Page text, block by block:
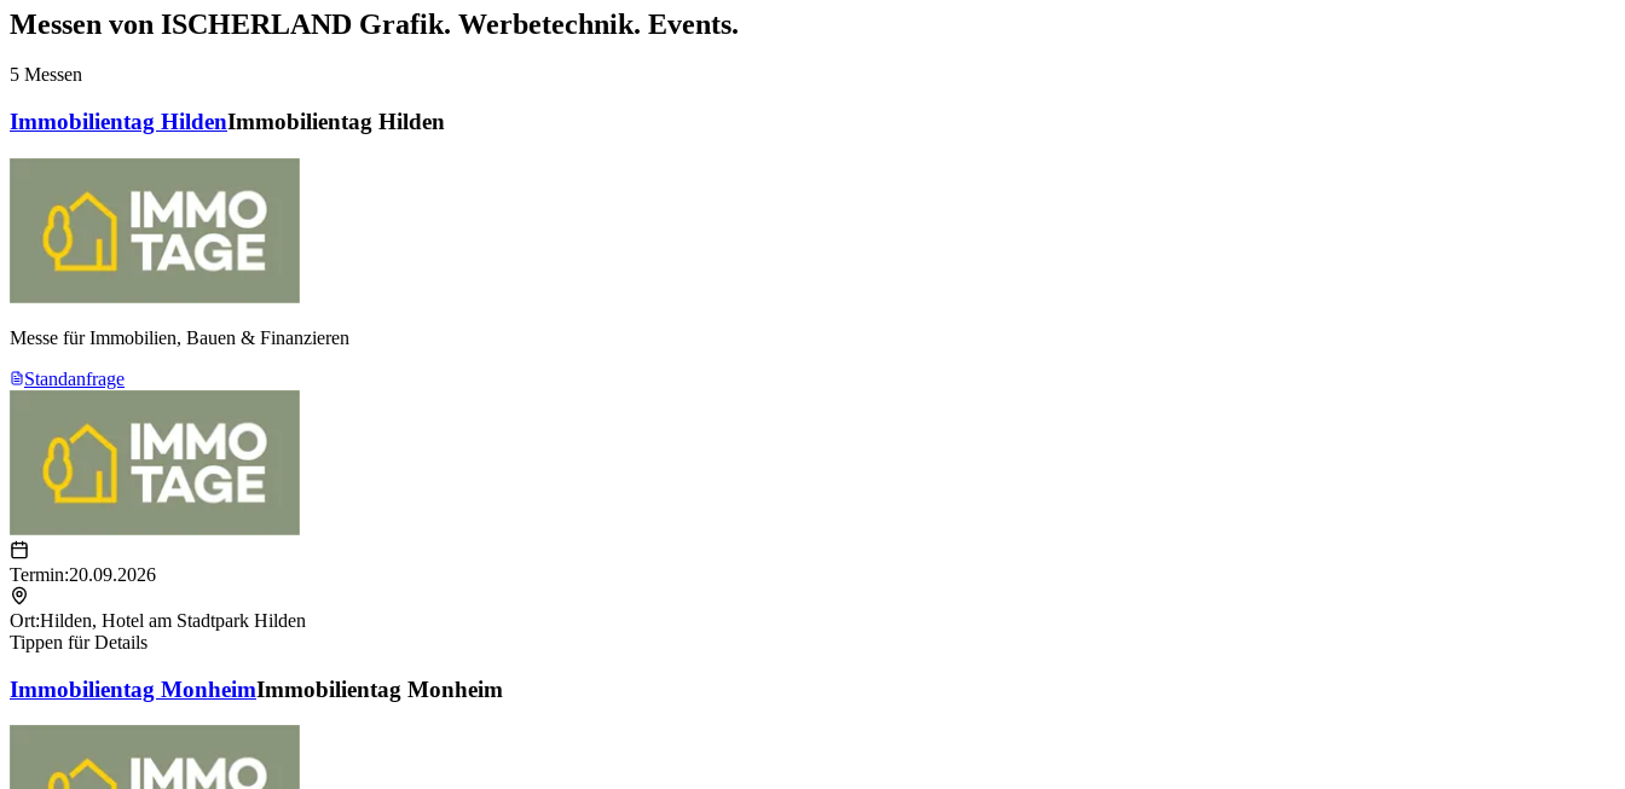
Eintritt frei
Unterstützung für Aussteller:
Faltdisplays und Rollups
Werbematerialien wie Broschüren und Giveaways
Messen von ISCHERLAND Grafik. Werbetechnik. Events.
5 Messen
Immobilientag HildenImmobilientag Hilden
Messe für Immobilien, Bauen & Finanzieren
Standanfrage
Termin:20.09.2026
Ort:Hilden, Hotel am Stadtpark Hilden
Tippen für Details
Immobilientag MonheimImmobilientag Monheim